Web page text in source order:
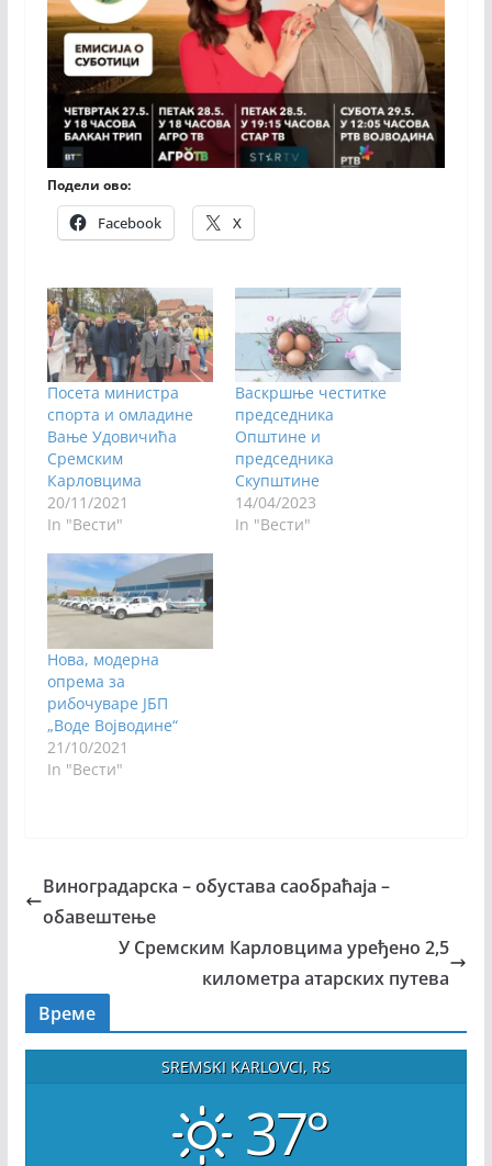
Подели ово:
Facebook X
Посета министра
спорта и омладине
Вање Удовичића
Сремским
Карловцима
20/11/2021
In "Вести"
Васкршње честитке
председника
Општине и
председника
Скупштине
14/04/2023
In "Вести"
Нова, модерна
опрема за
рибочуваре ЈБП
„Воде Војводине“
21/10/2021
In "Вести"
Виноградарска – обустава саобраћаја –
обавештење
У Сремским Карловцима уређено 2,5
километра атарских путева
Време
SREMSKI KARLOVCI, RS
37°